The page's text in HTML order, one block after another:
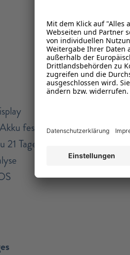
fest verbaut
Tagen